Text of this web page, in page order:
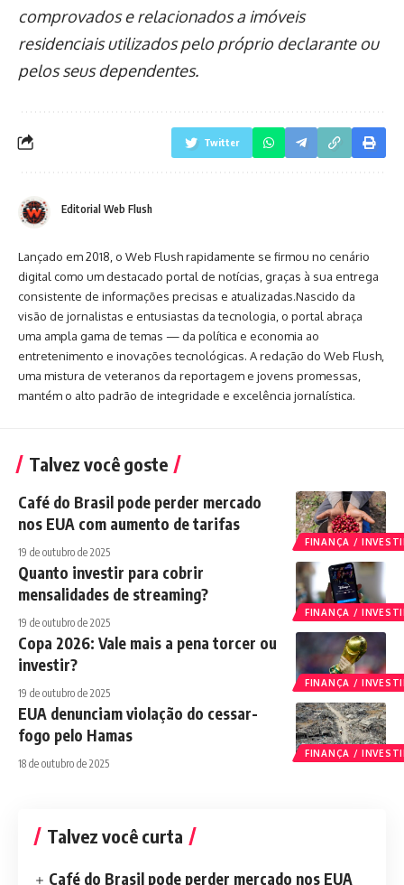
comprovados e relacionados a imóveis
residenciais utilizados pelo próprio declarante ou
pelos seus dependentes.
Twitter
Editorial Web Flush
Lançado em 2018, o Web Flush rapidamente se firmou no cenário
digital como um destacado portal de notícias, graças à sua entrega
consistente de informações precisas e atualizadas.Nascido da
visão de jornalistas e entusiastas da tecnologia, o portal abraça
uma ampla gama de temas — da política e economia ao
entretenimento e inovações tecnológicas. A redação do Web Flush,
uma mistura de veteranos da reportagem e jovens promessas,
mantém o alto padrão de integridade e excelência jornalística.
Talvez você goste
FINANÇA /
Café do Brasil pode perder mercado
nos EUA com aumento de tarifas
19 de outubro de 2025
FINANÇA /
Quanto investir para cobrir
mensalidades de streaming?
19 de outubro de 2025
FINANÇA /
Copa 2026: Vale mais a pena torcer ou
investir?
19 de outubro de 2025
FINANÇA /
EUA denunciam violação do cessar-
fogo pelo Hamas
18 de outubro de 2025
Talvez você curta
Café do Brasil pode perder mercado nos EUA